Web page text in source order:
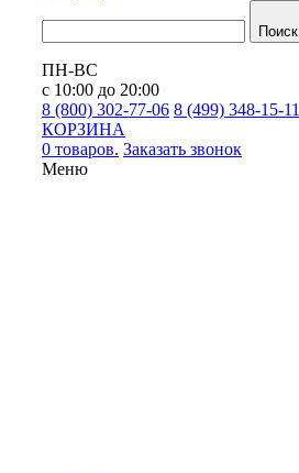
Поиск
ПН-ВС
с 10:00 до 20:00
8 (800) 302-77-06 8 (499) 348-15-11
КОРЗИНА
0 товаров. Заказать звонок
Меню